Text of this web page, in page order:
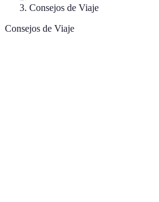
Consejos de Viaje
Consejos de Viaje